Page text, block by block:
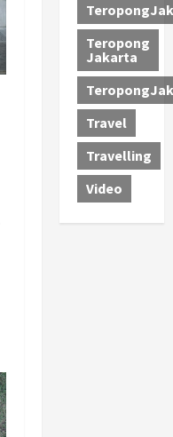
Teropong
Jakarta
Travel
Travelling
Video